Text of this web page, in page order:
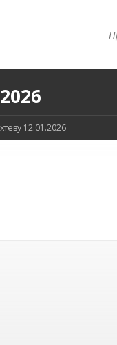
12.01.2026